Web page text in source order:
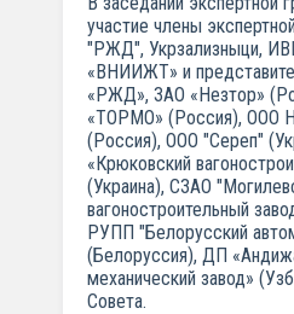
участие члены
"РЖД", Укрзализныци,
«ВНИИЖТ» и
«РЖД», ЗАО «Незтор»
«ТОРМО» (Россия), ООО
(Россия), ООО "Сереп"
«Крюковский
(Украина), СЗАО
вагоностроительный
РУПП "Белорусский
(Белоруссия), ДП
механический завод»
Совета.